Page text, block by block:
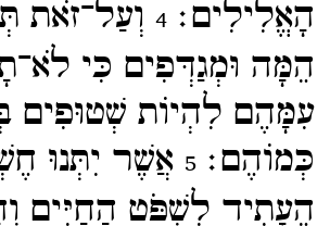
הָאֱלִילִים׃4 וְעַל־​זֹאת
הֵמָּה וּמְגַדְּפִים כִּי
עִמָּהֶם לִהְיוֹת שְׁטוּפִים
כְּמוֹהֶם׃5 אֲשֶׁר יִתְּנוּ
הֶעָתִיד לִשְׁפֹּט הַחַיִּים